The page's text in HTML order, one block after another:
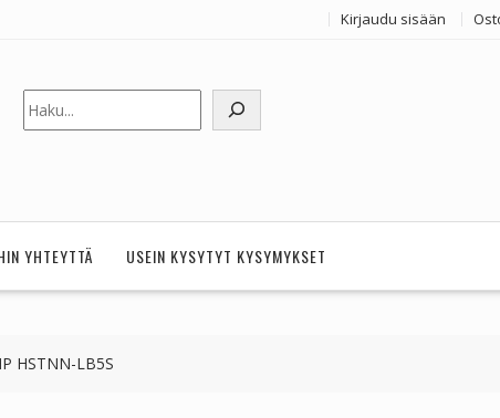
Kirjaudu sisään
Etsi
YHTEYTTÄ USEIN KYSYTYT KYSYMYKSET
HSTNN-LB5S